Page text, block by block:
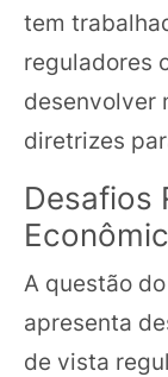
tem
reguladores
desenvolver
diretrizes
Desafios
A questão
apresenta
de vista